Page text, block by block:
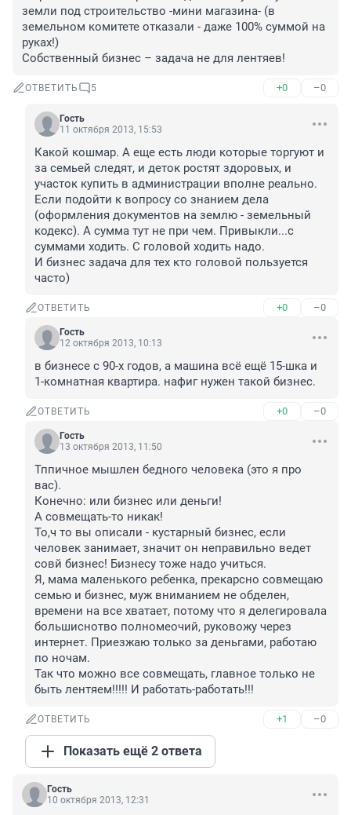
земли под строительство -мини магазина- (в
земельном комитете отказали - даже 100% суммой на
руках!)
Собственный бизнес – задача не для лентяев!
ОТВЕТИТЬ 5 +0 –0
Гость
11 октября 2013, 15:53
Какой кошмар. А еще есть люди которые торгуют и
за семьей следят, и деток ростят здоровых, и
участок купить в администрации вполне реально.
Если подойти к вопросу со знанием дела
(оформления документов на землю - земельный
кодекс). А сумма тут не при чем. Привыкли...с
суммами ходить. С головой ходить надо.
И бизнес задача для тех кто головой пользуется
часто)
ОТВЕТИТЬ +0 –0
Гость
12 октября 2013, 10:13
в бизнесе с 90-х годов, а машина всё ещё 15-шка и
1-комнатная квартира. нафиг нужен такой бизнес.
ОТВЕТИТЬ +0 –0
Гость
13 октября 2013, 11:50
Тппичное мышлен бедного человека (это я про
вас).
Конечно: или бизнес или деньги!
А совмещать-то никак!
То,ч то вы описали - кустарный бизнес, если
человек занимает, значит он неправильно ведет
совй бизнес! Бизнесу тоже надо учиться.
Я, мама маленького ребенка, прекарсно совмещаю
семью и бизнес, муж вниманием не обделен,
времени на все хватает, потому что я делегировала
большиснотво полномеочий, руковожу через
интернет. Приезжаю только за деньгами, работаю
по ночам.
Так что можно все совмещать, главное только не
быть лентяем!!!!! И работать-работать!!!
ОТВЕТИТЬ +1 –0
Показать ещё 2 ответа
Гость
10 октября 2013, 12:31